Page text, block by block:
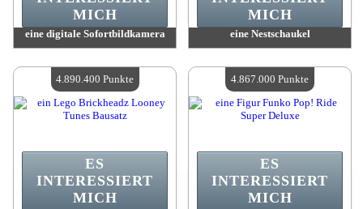
eine digitale Sofortbildkamera
Verfügbare Menge:4
MICH
eine Nestschaukel
Verfügbare Menge:4
MICH
ES
INTERESSIERT
MICH
4.890.400 Punkte
ES
INTERESSIERT
MICH
4.867.000 Punkte